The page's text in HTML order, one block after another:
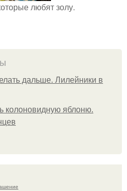
любят золу.
дальше. Лилейники в
колоновидную яблоню.